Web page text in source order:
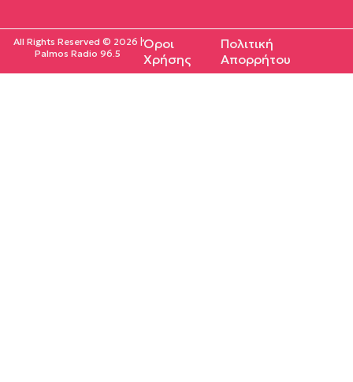
All Rights Reserved © 2026 |
Palmos Radio 96.5
Όροι
Χρήσης
Πολιτική
Απορρήτου